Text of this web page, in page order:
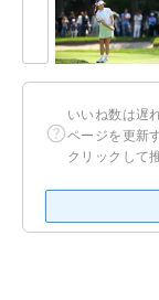
いいね数は遅
ページを更新
クリックして